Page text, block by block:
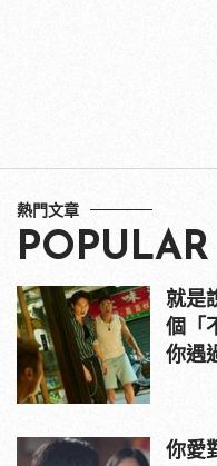
熱門文章
POPULAR
就是
個「
你遇
你愛